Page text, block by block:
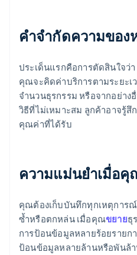
คําจํากัดความของ
ประเด็นแรกคือการตัดสินใจว่
คุณจะคิดค่าบริการตามระยะ
จำนวนธุรกรรม หรือจากอย่าง
วิธีที่ไม่เหมาะสม ลูกค้าอาจรู้สึ
คุณค่าที่ได้รับ
ความแม่นยําเมื่อคุ
คุณต้องเก็บบันทึกทุกเหตุการ
ซ้ำหรือตกหล่น เมื่อคุณขยายธุ
การป้อนข้อมูลหลายร้อยรายก
ป้อนข้อมูลหลายล้านหรือพันล้า